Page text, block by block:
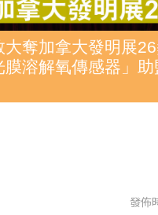
大奪加拿大發明展
膜溶解氧傳感器」
發佈